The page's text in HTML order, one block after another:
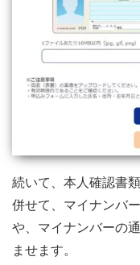
続いて、本人確認書
併せて、マイナンバ
や、マイナンバーの
ませます。